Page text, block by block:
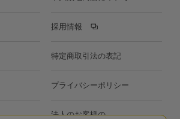
採用情報
特定商取引法の表記
プライバシーポリシー
法人のお客様の